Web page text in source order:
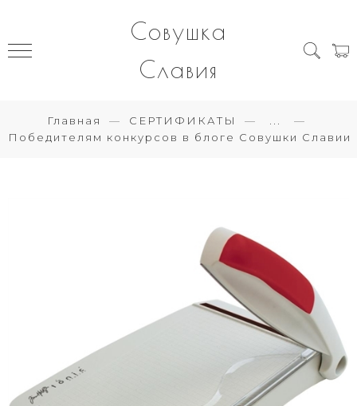
Совушка
Славия
Главная СЕРТИФИКАТЫ
Победителям конкурсов в блоге Совушки Славии